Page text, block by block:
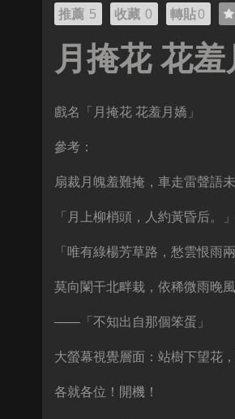
推薦 5 收藏 0 轉貼0
月掩花 花羞
戲名「月掩花 花羞月嬌」
參考：
扇裁月魄羞難掩，車走雷聲語
「月上柳梢頭，人約黃昏后。
「唯有綠楊芳草路，愁雲恨雨
莫向闌干北畔栽，依稀微雨晚
——「不知出自那個笨蛋」
大螢幕視覺層面：站樹下望花
各就各位！開機！